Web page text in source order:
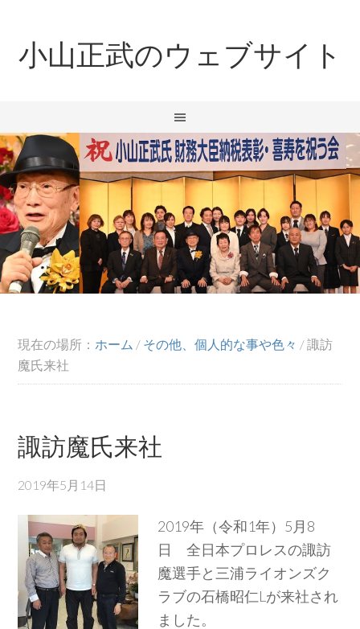
小山正武のウェブサイト
現在の場所： ホーム / その他、個人的な事や色々 /諏訪
魔氏来社
諏訪魔氏来社
2019年5月14日
2019年（令和1年）5月8
日 全日本プロレスの諏訪
魔選手と三浦ライオンズク
ラブの石橋昭仁Lが来社され
ました。